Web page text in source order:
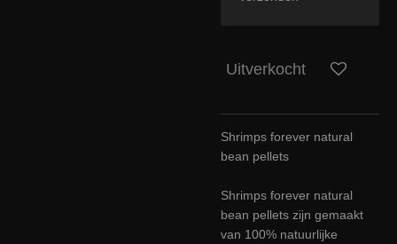
Uitverkocht
Shrimps forever natural
bean pellets
Shrimps forever natural
bean pellets zijn gemaakt
van 100% natuurlijke